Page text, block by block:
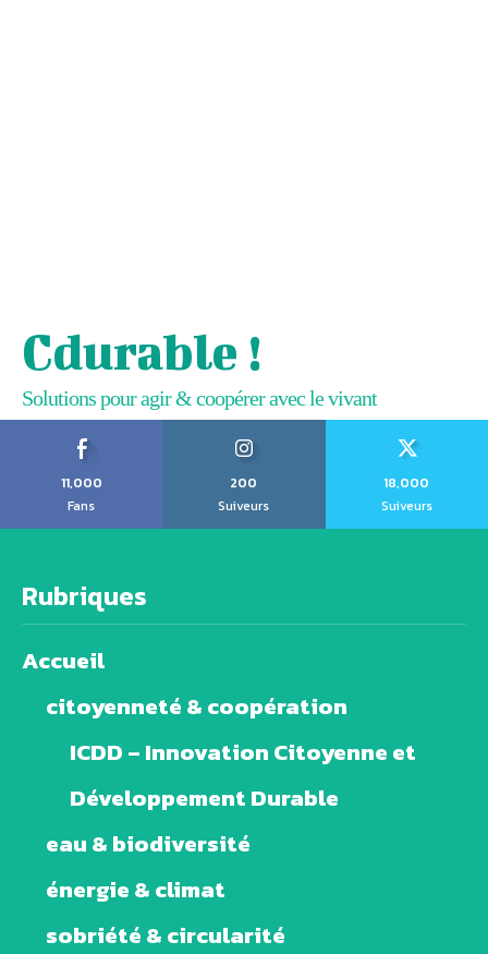
Cdurable !
Solutions pour agir & coopérer avec le vivant
11,000
Fans
200
Suiveurs
18,000
Suiveurs
Rubriques
Accueil
citoyenneté & coopération
ICDD – Innovation Citoyenne et
Développement Durable
eau & biodiversité
énergie & climat
sobriété & circularité